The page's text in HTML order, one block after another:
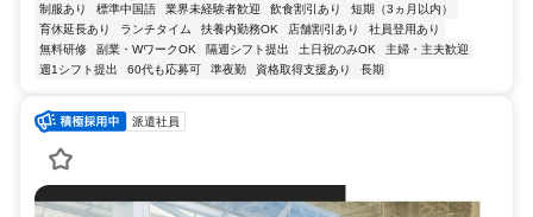
制服あり 標準中国語 業界未経験者歓迎 飲食割引あり
短期（3ヵ月以内）
育休延長あり
ランチタイム 扶養内勤務OK 店舗割引あり
社員登用あり
無料研修
副業・WワークOK 隔週シフト提出 土日祝のみOK
主婦・主夫歓迎
週1シフト提出
60代も応募可 準夜勤 資格取得支援あり 長期
派遣社員